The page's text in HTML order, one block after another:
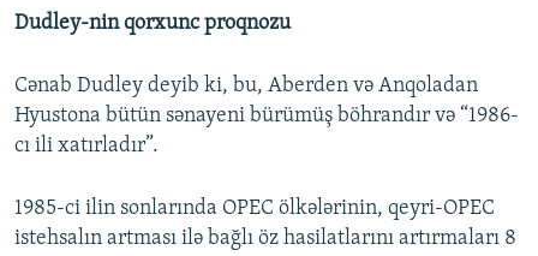
Dudley-nin qorxunc proqnozu
Cənab Dudley deyib ki, bu, Aberden və Anqoladan
Hyustona bütün sənayeni bürümüş böhrandır və “1986-
cı ili xatırladır”.
1985-ci ilin sonlarında OPEC ölkələrinin, qeyri-OPEC
istehsalın artması ilə bağlı öz hasilatlarını artırmaları 8